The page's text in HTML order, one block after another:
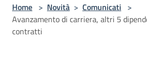
Home > Novità > Comunicati >
Avanzamento di carriera, altri 5
contratti